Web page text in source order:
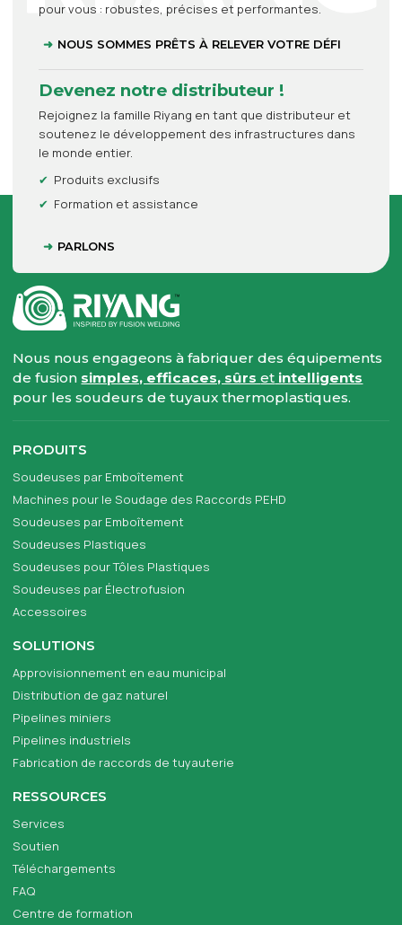
pour vous : robustes, précises et performantes.
NOUS SOMMES PRÊTS À RELEVER VOTRE DÉFI
Devenez notre distributeur !
Rejoignez la famille Riyang en tant que distributeur et
soutenez le développement des infrastructures dans
le monde entier.
Produits exclusifs
Formation et assistance
PARLONS
Nous nous engageons à fabriquer des équipements
de fusion simples, efficaces, sûrset intelligents
pour les soudeurs de tuyaux thermoplastiques.
PRODUITS
Soudeuses par Emboîtement
Machines pour le Soudage des Raccords PEHD
Soudeuses par Emboîtement
Soudeuses Plastiques
Soudeuses pour Tôles Plastiques
Soudeuses par Électrofusion
Accessoires
SOLUTIONS
Approvisionnement en eau municipal
Distribution de gaz naturel
Pipelines miniers
Pipelines industriels
Fabrication de raccords de tuyauterie
RESSOURCES
Services
Soutien
Téléchargements
FAQ
Centre de formation